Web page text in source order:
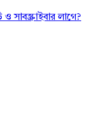
লাগে?